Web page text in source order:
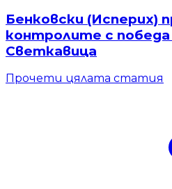
Бенковски (Исперих)
контролите с
Светкавица
Прочети цялата статия